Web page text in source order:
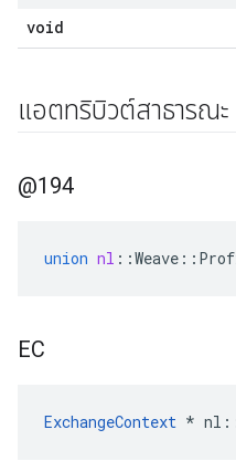
void
แอตทริบิวต์สาธารณะ
@194
union nl ::Weave ::
EC
ExchangeContext *